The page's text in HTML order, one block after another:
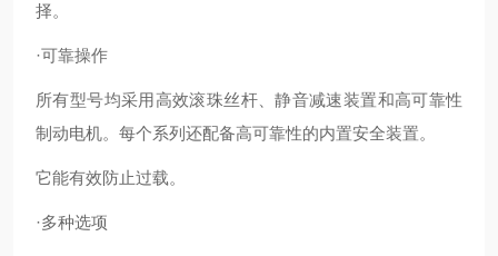
择。
·可靠操作
所有型号均采用高效滚珠丝杆、静音减速装置和高可靠性
制动电机。每个系列还配备高可靠性的内置安全装置。
它能有效防止过载。
·多种选项